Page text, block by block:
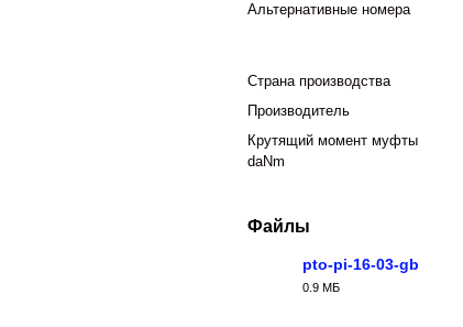
Альтернативные номера
Страна производства
Производитель
Крутящий момент муфты
daNm
Файлы
pto-pi-16-03-gb
0.9 МБ